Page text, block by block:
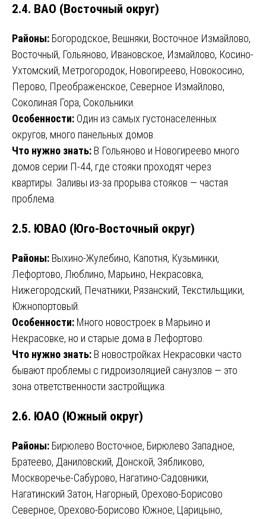
2.4. ВАО (Восточный округ)
Районы: Богородское, Вешняки, Восточное Измайлово,
Восточный, Гольяново, Ивановское, Измайлово, Косино-
Ухтомский, Метрогородок, Новогиреево, Новокосино,
Перово, Преображенское, Северное Измайлово,
Соколиная Гора, Сокольники.
Особенности: Один из самых густонаселенных
округов, много панельных домов.
Что нужно знать: В Гольяново и Новогиреево много
домов серии П-44, где стояки проходят через
квартиры. Заливы из-за прорыва стояков — частая
проблема.
2.5. ЮВАО (Юго-Восточный округ)
Районы: Выхино-Жулебино, Капотня, Кузьминки,
Лефортово, Люблино, Марьино, Некрасовка,
Нижегородский, Печатники, Рязанский, Текстильщики,
Южнопортовый.
Особенности: Много новостроек в Марьино и
Некрасовке, но и старые дома в Лефортово.
Что нужно знать: В новостройках Некрасовки часто
бывают проблемы с гидроизоляцией санузлов — это
зона ответственности застройщика.
2.6. ЮАО (Южный округ)
Районы: Бирюлево Восточное, Бирюлево Западное,
Братеево, Даниловский, Донской, Зябликово,
Москворечье-Сабурово, Нагатино-Садовники,
Нагатинский Затон, Нагорный, Орехово-Борисово
Северное, Орехово-Борисово Южное, Царицыно,